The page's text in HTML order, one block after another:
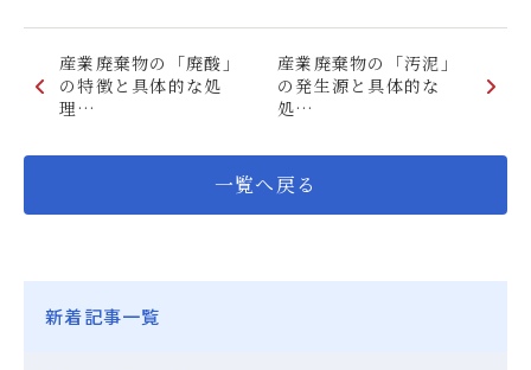
産業廃棄物の「廃酸」
の特徴と具体的な処
理…
産業廃棄物の「汚泥」
の発生源と具体的な
処…
一覧へ戻る
新着記事一覧